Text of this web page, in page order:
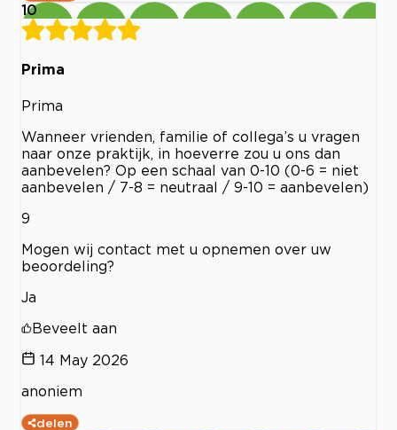
10
Prima
Prima
Wanneer vrienden, familie of collega’s u vragen
naar onze praktijk, in hoeverre zou u ons dan
aanbevelen? Op een schaal van 0-10 (0-6 = niet
aanbevelen / 7-8 = neutraal / 9-10 = aanbevelen)
9
Mogen wij contact met u opnemen over uw
beoordeling?
Ja
Beveelt aan
14 May 2026
anoniem
delen